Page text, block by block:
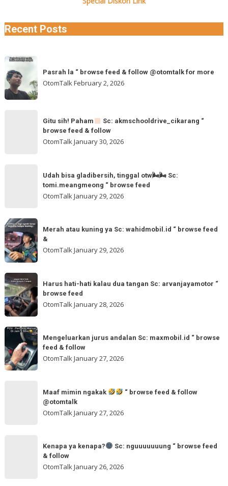
Recent Posts
Pasrah
la
browse
@otomtalk
Pasrah la “ browse feed & follow @otomtalk for more
OtomTalk February 2, 2026
akmschooldrive_cikarang
&
follow
Gitu sih! Paham
Sc: akmschooldrive_cikarang “
browse feed & follow
OtomTalkJanuary 30, 2026
gladibersih,
otw
🌬
🌬
Sc:
“
browse
feed
Udah bisa gladibersih, tinggal otw🌬🌬 Sc:
tomi.meangmeong “ browse feed
OtomTalkJanuary 29, 2026
Merah
atau
kuning
ya
Sc:
wahidmobil.id
“
browse
Merah atau kuning ya Sc: wahidmobil.id “ browse feed
&
OtomTalkJanuary 29, 2026
Harus
hati-
hati
kalau
dua
tangan
Sc:
arvanjayamotor
Harus hati-hati kalau dua tangan Sc: arvanjayamotor “
browse feed
OtomTalkJanuary 28, 2026
Mengeluarkan
jurus
andalan
Sc:
Mengeluarkan jurus andalan Sc: maxmobil.id “ browse
feed & follow
OtomTalkJanuary 27, 2026
Maaf mimin ngakak
“ browse feed & follow
@otomtalk
OtomTalkJanuary 27, 2026
Kenapa ya kenapa?
Sc: nguuuuuuung “ browse feed
& follow
OtomTalkJanuary 26, 2026